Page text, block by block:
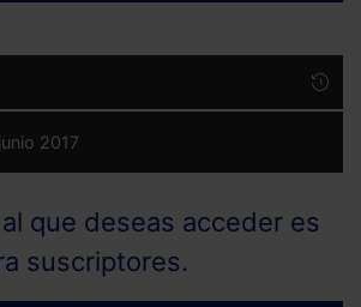
2017
que deseas acceder es
suscriptores.